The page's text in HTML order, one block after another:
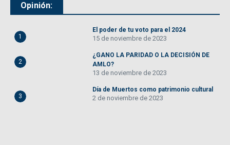
Opinión:
1
El poder de tu voto para el 2024
15 de noviembre de 2023
2
¿GANO LA PARIDAD O LA DECISIÓN DE
AMLO?
13 de noviembre de 2023
3
Día de Muertos como patrimonio cultural
2 de noviembre de 2023